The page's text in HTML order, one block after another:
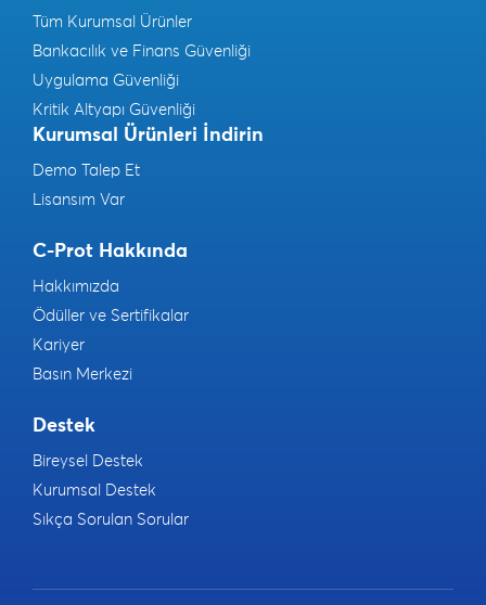
Tüm Kurumsal Ürünler
Bankacılık ve Finans Güvenliği
Uygulama Güvenliği
Kritik Altyapı Güvenliği
Kurumsal Ürünleri İndirin
Demo Talep Et
Lisansım Var
C-Prot Hakkında
Hakkımızda
Ödüller ve Sertifikalar
Kariyer
Basın Merkezi
Destek
Bireysel Destek
Kurumsal Destek
Sıkça Sorulan Sorular